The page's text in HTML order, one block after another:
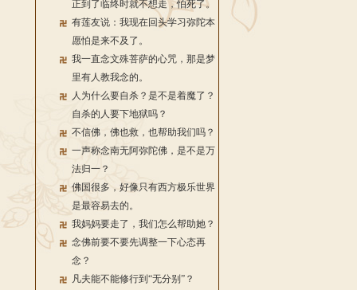
正到了临终时就不想走，怕死了。
有莲友说：我现在回头学习弥陀本
愿怕是来不及了。
我一直念文殊菩萨的心咒，那是梦
里有人教我念的。
人为什么要自杀？是不是着魔了？
自杀的人要下地狱吗？
不信佛，佛也救，也帮助我们吗？
一声称念南无阿弥陀佛，是不是万
法归一？
佛国很多，好像只有西方极乐世界
是最容易去的。
我妈妈要走了，我们怎么帮助她？
念佛前要不要先调整一下心态再
念？
凡夫能不能修行到“无分别”？